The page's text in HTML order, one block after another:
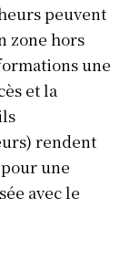
peuvent
zone hors
une
et la
rendent
une
avec le